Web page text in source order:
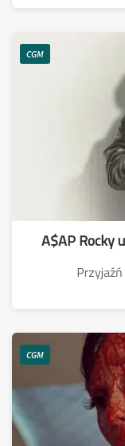
CGM
A$AP Rocky
CGM